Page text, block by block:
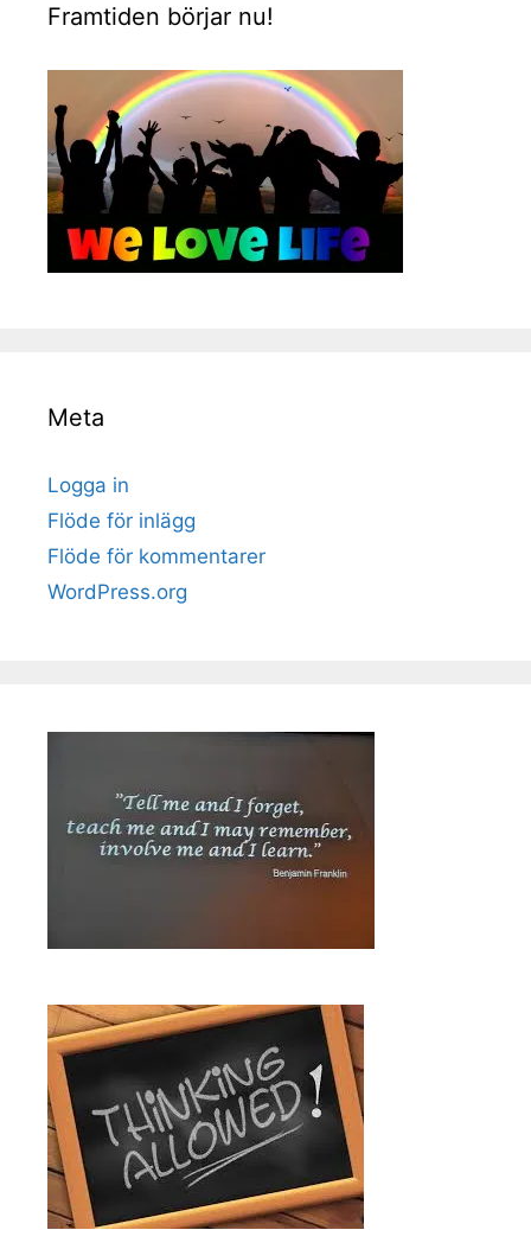
Framtiden börjar nu!
Meta
Logga in
Flöde för inlägg
Flöde för kommentarer
WordPress.org